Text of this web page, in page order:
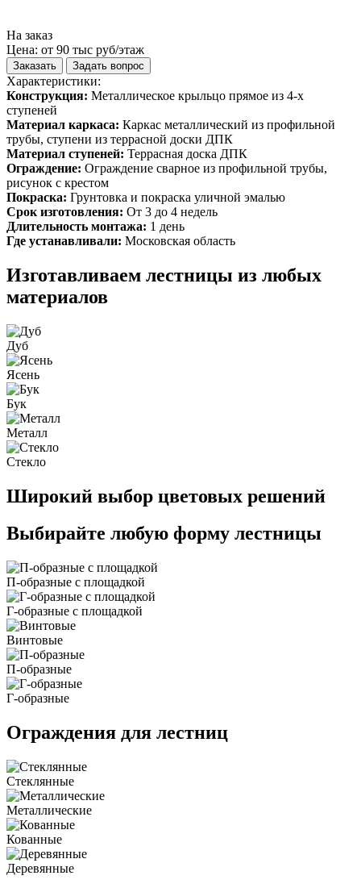
На заказ
Цена: от 90 тыс руб/этаж
Заказать Задать вопрос
Характеристики:
Конструкция: Металлическое крыльцо прямое из 4-х
ступеней
Материал каркаса: Каркас металлический из профильной
трубы, ступени из террасной доски ДПК
Материал ступеней: Террасная доска ДПК
Ограждение: Ограждение сварное из профильной трубы,
рисунок с крестом
Покраска: Грунтовка и покраска уличной эмалью
Срок изготовления: От 3 до 4 недель
Длительность монтажа: 1 день
Где устанавливали: Московская область
Изготавливаем лестницы из любых
материалов
Дуб
Ясень
Бук
Металл
Стекло
Широкий выбор цветовых решений
Выбирайте любую форму лестницы
П-образные с площадкой
Г-образные с площадкой
Винтовые
П-образные
Г-образные
Ограждения для лестниц
Стеклянные
Металлические
Кованные
Деревянные